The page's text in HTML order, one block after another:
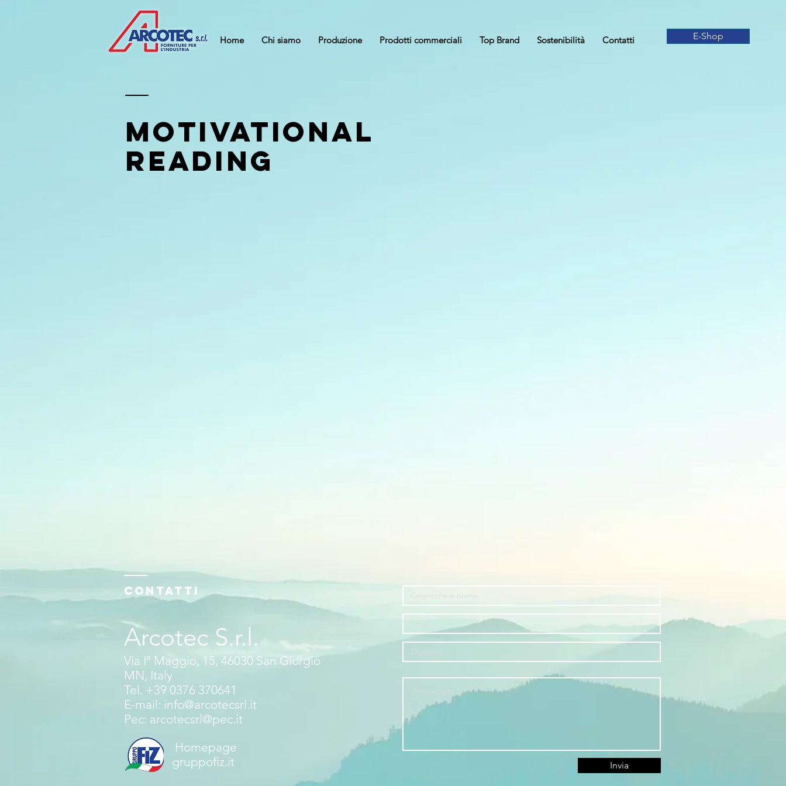
Home Chi siamo Produzione Prodotti commerciali Top Brand Sostenibilità Contatti E-Shop
Motivational
Reading
Contatti
Arcotec S.r.l.
Via I° Maggio, 15, 46030 San Giorgio
MN, Italy
Tel. +39 0376 370641
E-mail: info@arcotecsrl.it
Pec: arcotecsrl@pec.it
Homepage
gruppofiz.it
Invia